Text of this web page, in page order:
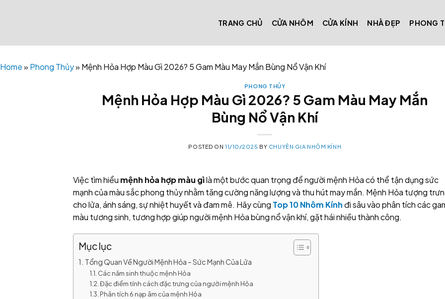
TRANG CHỦ CỬA NHÔM CỬA KÍNH NHÀ ĐẸP PHONG
Home» Phong Thủy» Mệnh Hỏa Hợp Màu Gì 2026? 5 Gam Màu May Mắn Bùng Nổ Vận Khí
PHONG THỦY
Mệnh Hỏa Hợp Màu Gì 2026? 5 Gam Màu May Mắn
Bùng Nổ Vận Khí
POSTED ON11/10/2025 BY CHUYÊN GIA NHÔM KÍNH
Việc tìm hiểu mệnh hỏa hợp màu gìlà một bước quan trọng để người mệnh Hỏa có thể tận dụng sức
mạnh của màu sắc phong thủy nhằm tăng cường năng lượng và thu hút may mắn. Mệnh Hỏa tượng
cho lửa, ánh sáng, sự nhiệt huyết và đam mê. Hãy cùng Top 10 Nhôm Kính đi sâu vào phân tích các
màu tương sinh, tương hợp giúp người mệnh Hỏa bùng nổ vận khí, gặt hái nhiều thành công.
Mục lục
Tổng Quan Về Người Mệnh Hỏa – Sức Mạnh Của Lửa
Các năm sinh thuộc mệnh Hỏa
Đặc điểm tính cách đặc trưng của người mệnh Hỏa
Phân tích 6 nạp âm của mệnh Hỏa